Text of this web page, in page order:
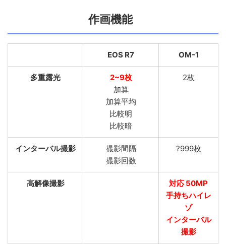
作画機能
EOS R7 OM-1
多重露光
2~9枚
加算
加算平均
比較明
比較暗
2枚
インターバル撮影
撮影間隔
撮影回数
?999枚
高解像撮影
対応 50MP
手持ちハイレ
ゾ
インターバル
撮影